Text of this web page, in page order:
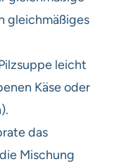
gleichmäßiges
leicht
Käse oder
das
Mischung